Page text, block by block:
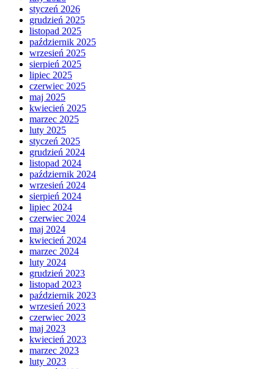
styczeń 2026
grudzień 2025
listopad 2025
październik 2025
wrzesień 2025
sierpień 2025
lipiec 2025
czerwiec 2025
maj 2025
kwiecień 2025
marzec 2025
luty 2025
styczeń 2025
grudzień 2024
listopad 2024
październik 2024
wrzesień 2024
sierpień 2024
lipiec 2024
czerwiec 2024
maj 2024
kwiecień 2024
marzec 2024
luty 2024
grudzień 2023
listopad 2023
październik 2023
wrzesień 2023
czerwiec 2023
maj 2023
kwiecień 2023
marzec 2023
luty 2023